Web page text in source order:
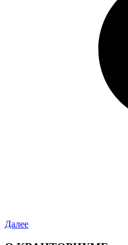
Далее